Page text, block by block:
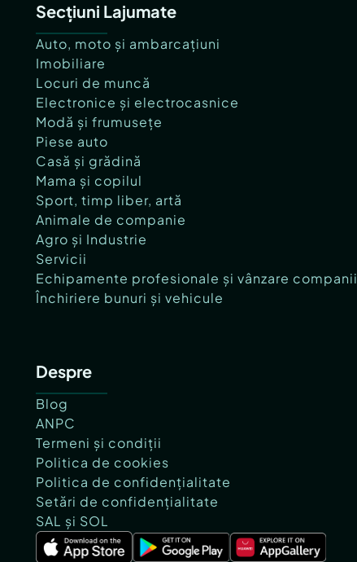
Secțiuni Lajumate
Auto, moto și ambarcațiuni
Imobiliare
Locuri de muncă
Electronice și electrocasnice
Modă și frumusețe
Piese auto
Casă și grădină
Mama și copilul
Sport, timp liber, artă
Animale de companie
Agro și Industrie
Servicii
Echipamente profesionale și vânzare companii
Închiriere bunuri și vehicule
Despre
Blog
ANPC
Termeni și condiții
Politica de cookies
Politica de confidențialitate
Setări de confidențialitate
SAL și SOL